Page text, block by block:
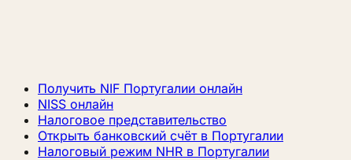
Получить NIF Португалии онлайн
NISS онлайн
Налоговое представительство
Открыть банковский счёт в Португалии
Налоговый режим NHR в Португалии